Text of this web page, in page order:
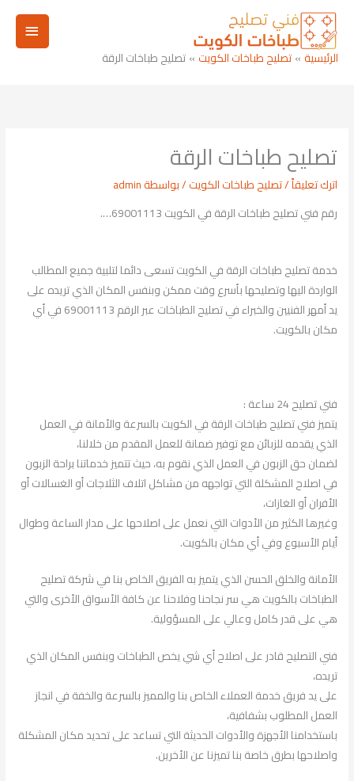
تخطي
المحتوى
الرئيسية تصليح طباخات الكويت تصليح طباخات الرقة
تصليح طباخات الرقة
اترك تعليقاً/تصليح طباخات الكويت/ بواسطةadmin
رقم فني تصليح طباخات الرقة في الكويت 69001113….
خدمة تصليح طباخات الرقة في الكويت تسعى دائما لتلبية جميع المطالب
الواردة اليها وتصليحها بأسرع وقت ممكن وبنفس المكان الذي تريده على
يد أمهر الفنيين والخبراء في تصليح الطباخات عبر الرقم 69001113 في أي
مكان بالكويت.
فني تصليح 24 ساعة :
يتميز فني تصليح طباخات الرقة في الكويت بالسرعة والأمانة في العمل
الذي يقدمه للزبائن مع توفير ضمانة للعمل المقدم من خلالنا،
لضمان حق الزبون في العمل الذي نقوم به، حيث تتميز خدماتنا براحة الزبون
في اصلاح المشكلة التي تواجهه من مشاكل اتلاف الثلاجات أو الغسالات أو
الأفران أو الغازات،
وغيرها الكثير من الأدوات التي نعمل على اصلاحها على مدار الساعة وطوال
أيام الأسبوع وفي أي مكان بالكويت.
الأمانة والخلق الحسن الذي يتميز به الفريق الخاص بنا في شركة تصليح
الطباخات بالكويت هي سر نجاحنا وفلاحنا عن كافة الأسواق الأخرى والتي
هي على قدر كامل وعالي على المسؤولية.
فني التصليح قادر على اصلاح أي شي يخص الطباخات وبنفس المكان الذي
تريده،
على يد فريق خدمة العملاء الخاص بنا والمميز بالسرعة والخفة في انجاز
العمل المطلوب بشفافية،
باستخدامنا الأجهزة والأدوات الحديثة التي تساعد على تحديد مكان المشكلة
واصلاحها بطرق خاصة بنا تميزنا عن الأخرين.